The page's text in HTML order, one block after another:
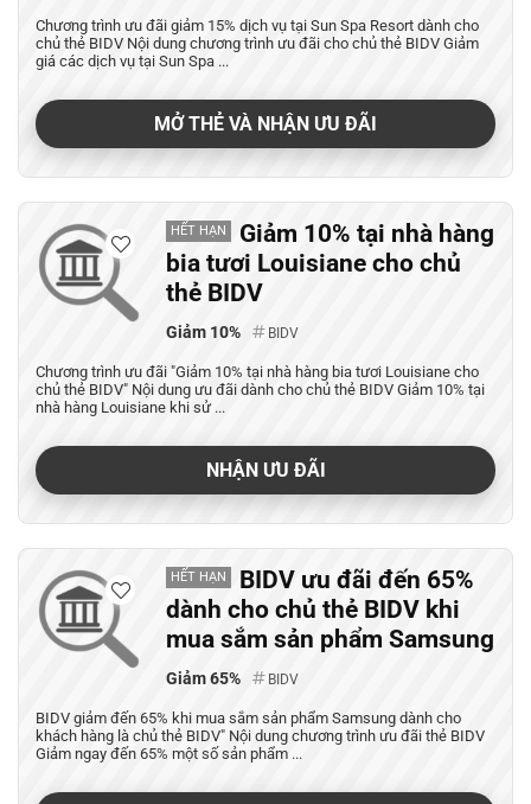
Chương trình ưu đãi giảm 15% dịch vụ tại Sun Spa Resort dành cho
chủ thẻ BIDV Nội dung chương trình ưu đãi cho chủ thẻ BIDV Giảm
giá các dịch vụ tại Sun Spa ...
MỞ THẺ VÀ NHẬN ƯU ĐÃI
HẾT HẠN
Giảm 10% tại nhà hàng
bia tươi Louisiane cho chủ
thẻ BIDV
Giảm 10% BIDV
Chương trình ưu đãi "Giảm 10% tại nhà hàng bia tươi Louisiane cho
chủ thẻ BIDV" Nội dung ưu đãi dành cho chủ thẻ BIDV Giảm 10% tại
nhà hàng Louisiane khi sử ...
NHẬN ƯU ĐÃI
HẾT HẠN
BIDV ưu đãi đến 65%
dành cho chủ thẻ BIDV khi
mua sắm sản phẩm Samsung
Giảm 65% BIDV
BIDV giảm đến 65% khi mua sắm sản phẩm Samsung dành cho
khách hàng là chủ thẻ BIDV" Nội dung chương trình ưu đãi thẻ BIDV
Giảm ngay đến 65% một số sản phẩm ...